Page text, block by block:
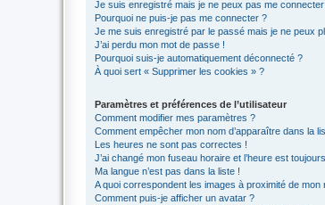
Je suis enregistré mais je ne peux pas me connecter
Pourquoi ne puis-je pas me connecter ?
Je me suis enregistré par le passé mais je ne peux
J’ai perdu mon mot de passe !
Pourquoi suis-je automatiquement déconnecté ?
À quoi sert « Supprimer les cookies » ?
Paramètres et préférences de l’utilisateur
Comment modifier mes paramètres ?
Comment empêcher mon nom d’apparaître dans la
Les heures ne sont pas correctes !
J’ai changé mon fuseau horaire et l’heure est
Ma langue n’est pas dans la liste !
A quoi correspondent les images à proximité de mon
Comment puis-je afficher un avatar ?